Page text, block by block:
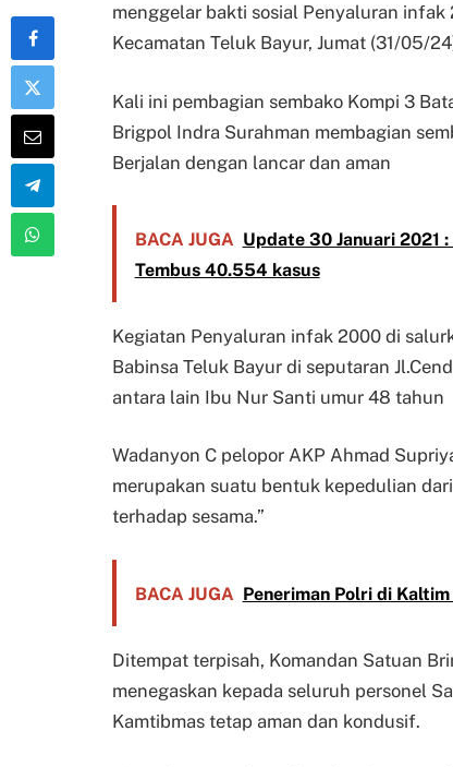
menggelar bakti sosial Penyaluran
Kecamatan Teluk Bayur, Jumat (31/05/
Kali ini pembagian sembako Kompi 3
Brigpol Indra Surahman membagian
Berjalan dengan lancar dan aman
BACA JUGA Update 30 Januari 2021
Tembus 40.554 kasus
Kegiatan Penyaluran infak 2000 di
Babinsa Teluk Bayur di seputaran
antara lain Ibu Nur Santi umur 48 tahun
Wadanyon C pelopor AKP Ahmad
merupakan suatu bentuk kepedulian
terhadap sesama.”
BACA JUGA Peneriman Polri di
Ditempat terpisah, Komandan Satuan
menegaskan kepada seluruh personel
Kamtibmas tetap aman dan kondusif.